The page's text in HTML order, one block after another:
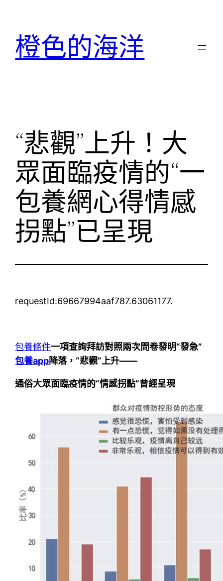
橙色的海洋
“悲觀”上升！大
眾面臨疫情的“一
包養網心得情感
拐點”已呈現
requestId:69667994aaf787.63061177.
包養條件一項查詢拜訪對照兩次問卷發明“發急”
包養app降落，“悲觀”上升——
通俗大眾面臨疫情的“情感拐點”曾經呈現